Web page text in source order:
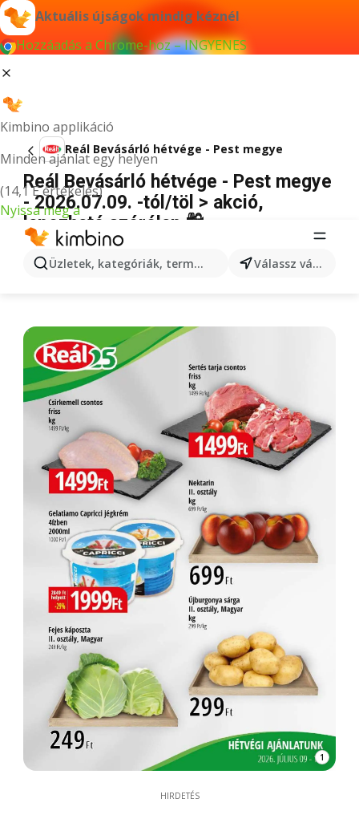
Aktuális újságok mindig kéznél
Hozzáadás a Chrome-hoz – INGYENES
Kimbino applikáció
Minden ajánlat egy helyen
(14,1 E értékelés)
Nyissa meg a
Üzletek, kategóriák, termékek keresése... Válassz várost
Reál Bevásárló hétvége - Pest megye
Reál Bevásárló hétvége - Pest megye
- 2026.07.09. -tól/töl > akció,
lapozható szórólap 🛍️
1
HIRDETÉS